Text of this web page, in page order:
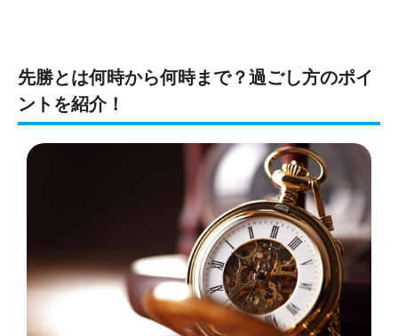
先勝とは何時から何時まで？過ごし方のポイ
ントを紹介！